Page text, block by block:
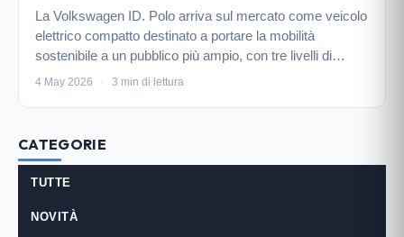
La Volkswagen ID. Polo arriva sul mercato come veicolo
elettrico compatto destinato a portare la mobilità
sostenibile a un pubblico più ampio, con tre livelli di
potenza e autonomie fino a 455 km.
4 May 2026 · 3 min di lettura
CATEGORIE
TUTTE
NOVITÀ